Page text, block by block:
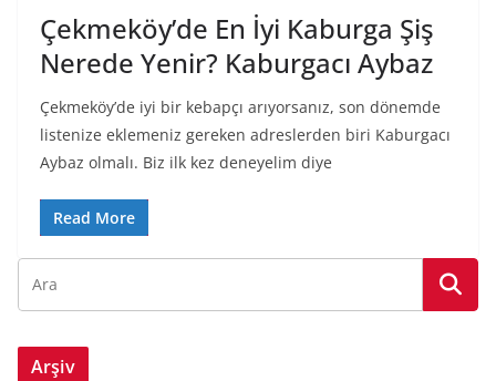
Çekmeköy’de En İyi Kaburga Şiş
Nerede Yenir? Kaburgacı Aybaz
Çekmeköy’de iyi bir kebapçı arıyorsanız, son dönemde
listenize eklemeniz gereken adreslerden biri Kaburgacı
Aybaz olmalı. Biz ilk kez deneyelim diye
Read More
Arşiv